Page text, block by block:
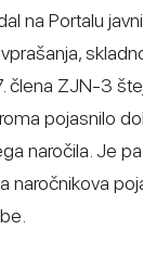
na Portalu
člena ZJN-3
pojasnilo
naročila. Je
naročnikova